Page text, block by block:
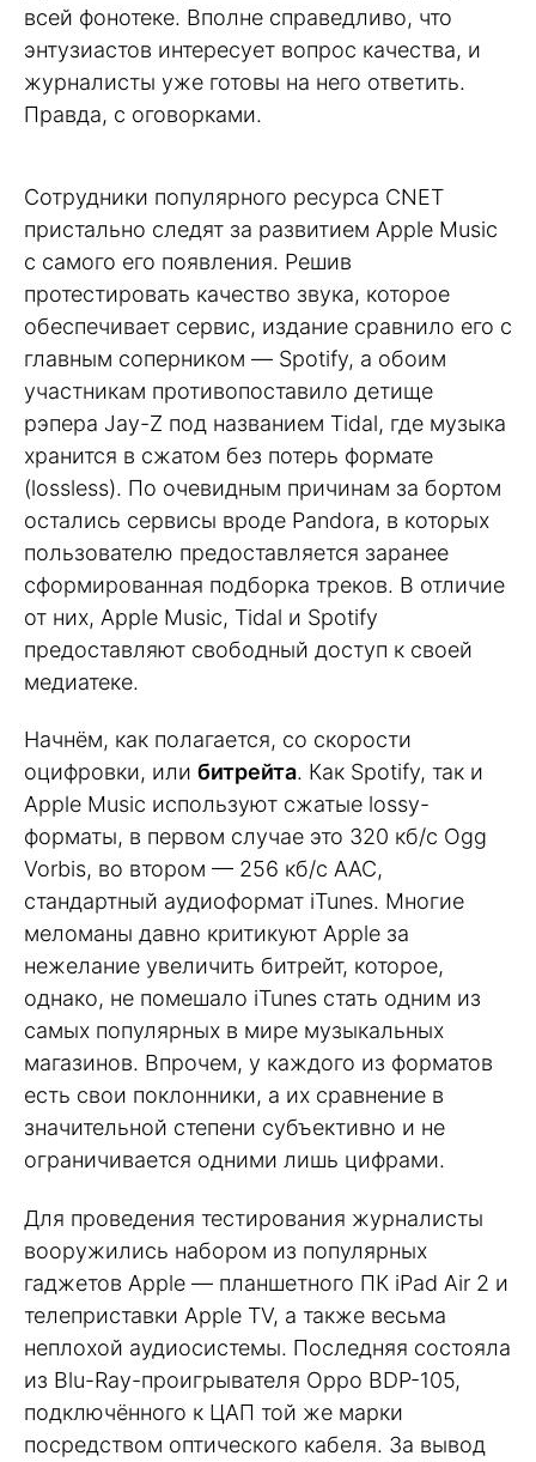
всей фонотеке. Вполне справедливо, что
энтузиастов интересует вопрос качества, и
журналисты уже готовы на него ответить.
Правда, с оговорками.
Сотрудники популярного ресурса CNET
пристально следят за развитием Apple Music
с самого его появления. Решив
протестировать качество звука, которое
обеспечивает сервис, издание сравнило его с
главным соперником — Spotify, а обоим
участникам противопоставило детище
рэпера Jay-Z под названием Tidal, где музыка
хранится в сжатом без потерь формате
(lossless). По очевидным причинам за бортом
остались сервисы вроде Pandora, в которых
пользователю предоставляется заранее
сформированная подборка треков. В отличие
от них, Apple Music, Tidal и Spotify
предоставляют свободный доступ к своей
медиатеке.
Начнём, как полагается, со скорости
оцифровки, или битрейта. Как Spotify, так и
Apple Music используют сжатые lossy-
форматы, в первом случае это 320 кб/c Ogg
Vorbis, во втором — 256 кб/c AAC,
стандартный аудиоформат iTunes. Многие
меломаны давно критикуют Apple за
нежелание увеличить битрейт, которое,
однако, не помешало iTunes стать одним из
самых популярных в мире музыкальных
магазинов. Впрочем, у каждого из форматов
есть свои поклонники, а их сравнение в
значительной степени субъективно и не
ограничивается одними лишь цифрами.
Для проведения тестирования журналисты
вооружились набором из популярных
гаджетов Apple — планшетного ПК iPad Air 2 и
телеприставки Apple TV, а также весьма
неплохой аудиосистемы. Последняя состояла
из Blu-Ray-проигрывателя Oppo BDP-105,
подключённого к ЦАП той же марки
посредством оптического кабеля. За вывод